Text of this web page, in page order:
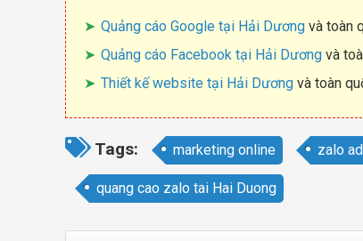
Quảng cáo Google tại Hải Dương và toàn
Quảng cáo Facebook tại Hải Dương và
Thiết kế website tại Hải Dương và toàn
Tags: marketing online zalo
quang cao zalo tai Hai Duong